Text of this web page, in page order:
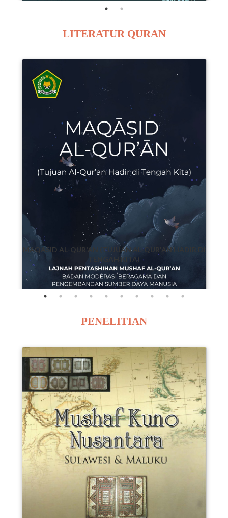
LITERATUR QURAN
MAQASID AL-QUR'AN (TUJUAN AL-QUR'AN HADIR DI
TENGAH KITA)
PENELITIAN